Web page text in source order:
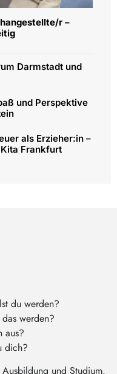
r –
Darmstadt und
und Perspektive
als Erzieher:in –
Frankfurt
du werden?
werden?
aus?
dich?
und Studium.